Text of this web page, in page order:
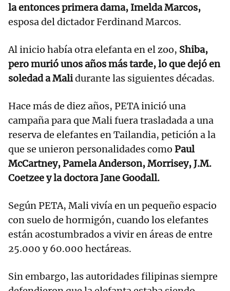
la entonces primera dama, Imelda Marcos,
esposa del dictador Ferdinand Marcos.
Al inicio había otra elefanta en el zoo, Shiba,
pero murió unos años más tarde, lo que dejó en
soledad a Malidurante las siguientes décadas.
Hace más de diez años, PETA inició una
campaña para que Mali fuera trasladada a una
reserva de elefantes en Tailandia, petición a la
que se unieron personalidades como Paul
McCartney, Pamela Anderson, Morrisey, J.M.
Coetzee y la doctora Jane Goodall.
Según PETA, Mali vivía en un pequeño espacio
con suelo de hormigón, cuando los elefantes
están acostumbrados a vivir en áreas de entre
25.000 y 60.000 hectáreas.
Sin embargo, las autoridades filipinas siempre